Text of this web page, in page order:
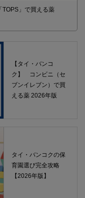
」で買える薬
【タイ・バンコ
ク】 コンビニ（セ
ブンイレブン）で買
える薬 2026年版
タイ・バンコクの保
育園選び完全攻略
【2026年版】